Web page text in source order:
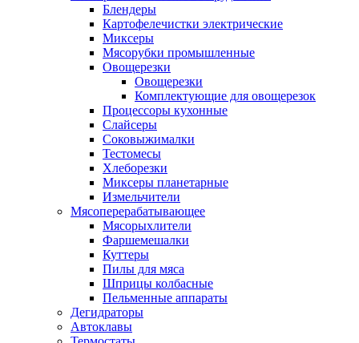
Блендеры
Картофелечистки электрические
Миксеры
Мясорубки промышленные
Овощерезки
Овощерезки
Комплектующие для овощерезок
Процессоры кухонные
Слайсеры
Соковыжималки
Тестомесы
Хлеборезки
Миксеры планетарные
Измельчители
Мясоперерабатывающее
Мясорыхлители
Фаршемешалки
Куттеры
Пилы для мяса
Шприцы колбасные
Пельменные аппараты
Дегидраторы
Автоклавы